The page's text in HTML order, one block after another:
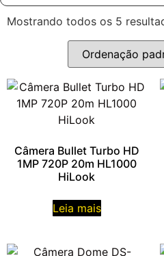
Mostrando todos os 5
Câmera Bullet Turbo HD
1MP 720P 20m HL1000
HiLook
Leia mais